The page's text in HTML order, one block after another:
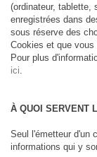
(ordinateur, tablette,
enregistrées dans
sous réserve des
Cookies et que vous
Pour plus
ici
À QUOI SERVENT
Seul l'émetteur d'un
informations qui y